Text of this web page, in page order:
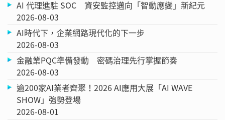
AI 代理進駐 SOC 資安監控邁向「智動應變」新紀元
2026-08-03
AI時代下，企業網路現代化的下一步
2026-08-03
金融業PQC準備發動 密碼治理先行掌握節奏
2026-08-03
逾200家AI業者齊聚！2026 AI應用大展「AI WAVE
SHOW」強勢登場
2026-08-01